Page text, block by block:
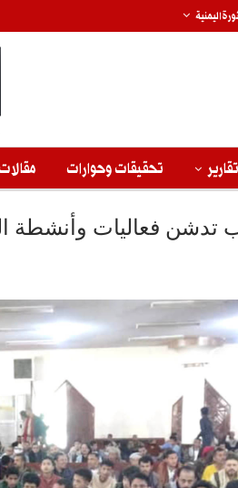
اليمنية
تحقيقات وحوارات مقالات
تدشن فعاليات وأنشطة